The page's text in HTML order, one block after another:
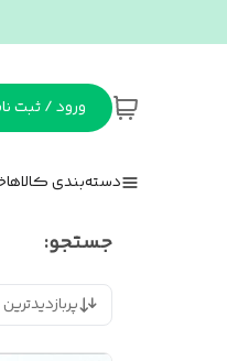
ورود / ثبت
دسته‌بندی کالاها
جستجو:
پربازدیدترین